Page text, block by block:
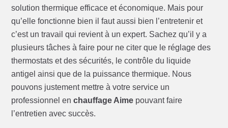
solution thermique efficace et économique. Mais pour
qu’elle fonctionne bien il faut aussi bien l’entretenir et
c’est un travail qui revient à un expert. Sachez qu’il y a
plusieurs tâches à faire pour ne citer que le réglage des
thermostats et des sécurités, le contrôle du liquide
antigel ainsi que de la puissance thermique. Nous
pouvons justement mettre à votre service un
professionnel enchauffage Aime pouvant faire
l’entretien avec succès.